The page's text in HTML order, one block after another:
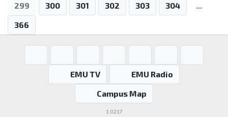
299
300 301 302 303 304
...
366
EMU TV
EMU Radio
Campus Map
1.0217